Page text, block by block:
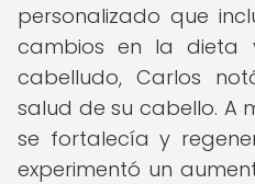
personalizado que
cambios en la dieta
cabelludo, Carlos
salud de su cabello. A
se fortalecía y
experimentó un